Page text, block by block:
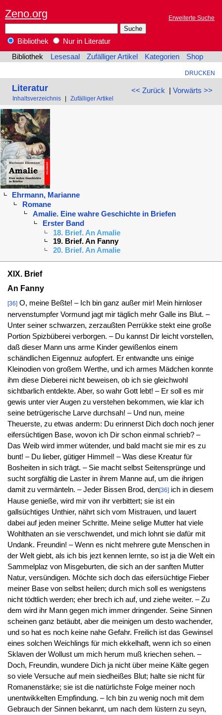
Zeno.org Erweiterte Suche
Bibliothek
Nur in Literatur
Bibliothek
Lesesaal Zufälliger Artikel Kategorien Shop
DRUCKEN
<< Zurück | Vorwärts >>
Literatur
Inhaltsverzeichnis Zufälliger Artikel
Ehrmann, Marianne
Romane
Amalie. Eine wahre Geschichte in Briefen
Erster Band
18. Brief. An Amalie
19. Brief. An Fanny
20. Brief. An Amalie
XIX. Brief
An Fanny
[36]O, meine Beßte! – Ich bin ganz außer mir! Mein hirnloser
nervenstumpfer Vormund jagt mir täglich mehr Galle ins Blut. –
Unter seiner schwarzen, zerzaußten Perrükke stekt eine große
Portion Spizbüberei verborgen. – Du kannst Dir leicht vorstellen,
daß dieser Mann uns arme Kinder gewißenlos einem
schändlichen Eigennuz aufopfert. Er entwandte uns einige
Kleinodien von großem Werthe, und ich armes Mädchen konnte
ihm diese Dieberei nicht beweisen, ob ich sie gleichwohl
sichtbarlich entdekte. Aber, so wahr Gott lebt! – Er soll es mir
gewis unter vier Augen zu verstehen bekommen, wie klar ich
seine betrügerische Larve durchsah! – Und nun, meine
Theuerste, zu etwas anderm: Du erinnerst Dich doch noch jener
eifersüchtigen Base, wovon ich Dir schon einmal schrieb? –
Das Weib wird immer wütender, und bald macht sie mir es zu
bunt! – Du lieber, gütiger Himmel! – Was diese Kreatur für
Bosheiten in sich trägt. – Sie macht selbst Seitensprünge und
sucht sorgfältig die Laster in ihrem Manne auf, um die ihrigen
damit zu vermänteln. – Jeder Bissen Brod, den[36]ich in diesem
Hause genieße, wird mir von ihr verbittert; sie ist ein
gallsüchtiges Unthier, nährt sich vom Mistrauen, und lauert
dabei auf jeden meiner Schritte. Meine selige Mutter hat viele
Wohlthaten an sie verschwendet, und mich lohnt sie dafür mit
Undank. Freundin! – Wenn es nicht mehrere gute Menschen in
der Welt giebt, als ich bis jezt kennen lernte, so ist ja die Welt ein
Sammelplaz von Misgeburten, die sich an der sanften Mutter
Natur, versündigen. Möchte sich doch das eifersüchtige Fieber
meiner Base von selbst heilen; durch mich soll es wenigstens
nicht tödtlich werden; eher brech ich auf, und ziehe weiter. – Zu
dem wird ihr Mann gegen mich immer dringender. Seine Sinnen
scheinen ganz betäubt, aber die meinigen um desto wachender,
und so hat es noch keine nahe Gefahr. Freilich ist das Gewinsel
eines solchen Weichlings für mich ekkelhaft, wenn ich so einen
Sklaven der Wollust um mich herum muß kriechen sehen. –
Doch, Freundin, wundere Dich ja nicht über meine Kälte gegen
so viele Versuche auf mein siedheißes Blut; halte sie nicht für
Romanenstärke; sie ist die natürlichste Folge meiner noch
unentwikkelten Empfindung. – Ich bin zu wenig noch mit dem
Gebrauch der Sinnen bekannt, um nach dem lüstern zu seyn,